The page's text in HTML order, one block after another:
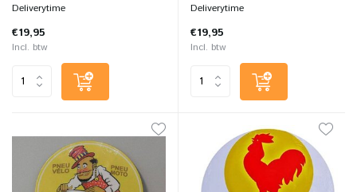
Deliverytime
€19,95
Incl. btw
Deliverytime
€19,95
Incl. btw